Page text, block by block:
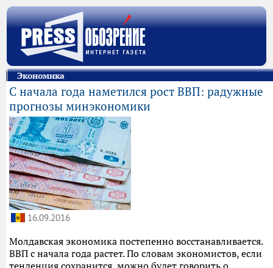
Экономика
С начала года наметился рост ВВП: радужные
прогнозы минэкономики
16.09.2016
Молдавская экономика постепенно восстанавливается.
ВВП с начала года растет. По словам экономистов, если
тенденция сохранится, можно будет говорить о